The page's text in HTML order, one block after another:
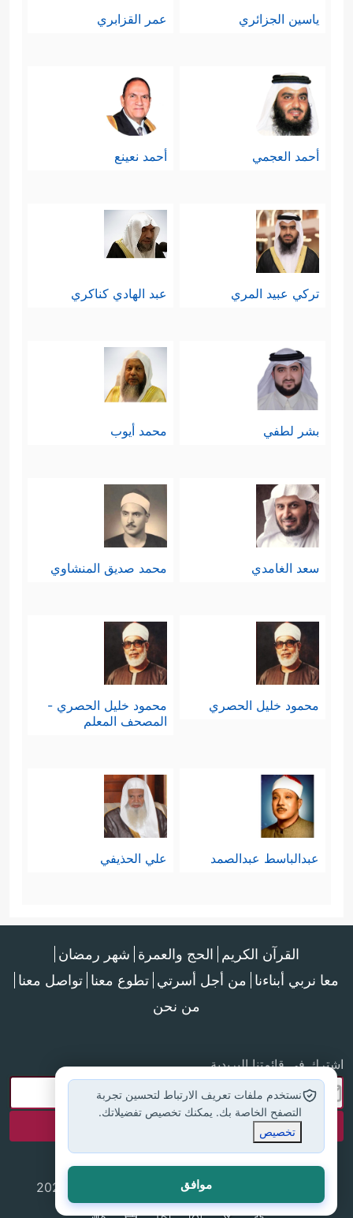
ياسين الجزائري عمر القزابري
أحمد العجمي أحمد نعينع
تركي عبيد المري عبد الهادي كناكري
بشر لطفي محمد أيوب
سعد الغامدي محمد صديق المنشاوي
محمود خليل الحصري
محمود خليل الحصري -
المصحف المعلم
عبدالباسط عبدالصمد علي الحذيفي
القرآن الكريم الحج والعمرة شهر رمضان
معا نربي أبناءنا من أجل أسرتي تطوع معنا تواصل معنا
من نحن
اشترك في قائمتنا البريدية
جميع الحقوق محفوظة لموقع إسلام أون لاين © 2025
نستخدم ملفات تعريف الارتباط لتحسين تجربة
التصفح الخاصة بك. يمكنك تخصيص تفضيلاتك.
تخصيص
موافق